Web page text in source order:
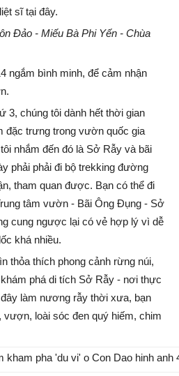
sĩ tại đây.
Đảo - Miếu Bà Phi Yến - Chùa
ngắm bình minh, để cảm nhận
3, chúng tôi dành hết thời gian
đặc trưng trong vườn quốc gia
nhắm đến đó là Sở Rẫy và bãi
phải phải đi bộ trekking đường
tham quan được. Bạn có thể đi
tâm vườn - Bãi Ông Đụng - Sở
cung ngược lại có vẻ hợp lý vì dễ
khá nhiều.
thỏa thích phong cảnh rừng núi,
phá di tích Sở Rẫy - nơi thực
làm nương rẫy thời xưa, bạn
vượn, loài sóc đen quý hiếm, chim